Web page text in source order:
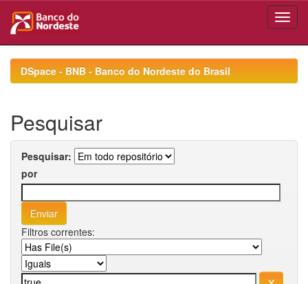
navigationDSpace - BNB - Banco do Nordeste do Brasil
Pesquisar
Pesquisar:
por
Filtros correntes: